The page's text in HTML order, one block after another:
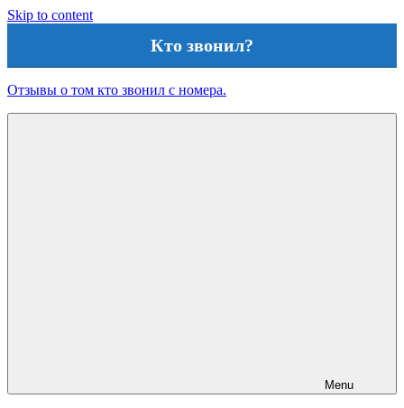
Skip to content
Кто звонил?
Отзывы о том кто звонил с номера.
Menu